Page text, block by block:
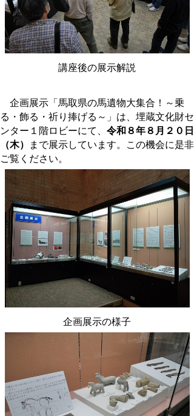
講座後の展示解説
企画展示「馬取県の馬遺物大集合！～乗
る・飾る・祈り捧げる～」は、埋蔵文化財セ
ンター１階ロビーにて、 令和８年８月２０日
（木）
まで展示しています。この機会に是非
ご覧ください。
企画展示の様子